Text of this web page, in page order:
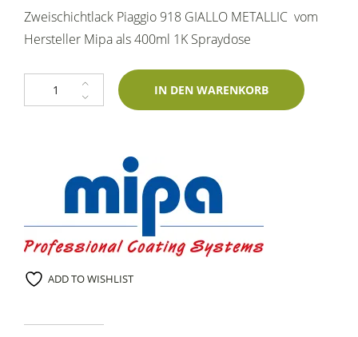
Zweischichtlack Piaggio 918 GIALLO METALLIC vom
Hersteller Mipa als 400ml 1K Spraydose
1K Spraydose Piaggio 918 Giallo Metallic 400ml Mipa-Zweischichtlack
IN DEN WARENKORB
ADD TO WISHLIST